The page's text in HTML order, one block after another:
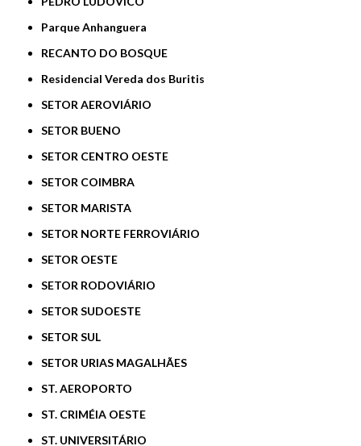
Parque Anhanguera
RECANTO DO BOSQUE
Residencial Vereda dos Buritis
SETOR AEROVIÁRIO
SETOR BUENO
SETOR CENTRO OESTE
SETOR COIMBRA
SETOR MARISTA
SETOR NORTE FERROVIÁRIO
SETOR OESTE
SETOR RODOVIÁRIO
SETOR SUDOESTE
SETOR SUL
SETOR URIAS MAGALHÃES
ST. AEROPORTO
ST. CRIMÉIA OESTE
ST. UNIVERSITÁRIO